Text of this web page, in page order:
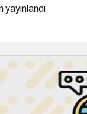
yayınlandı